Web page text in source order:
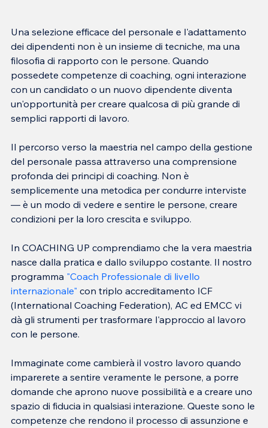
Una selezione efficace del personale e l'adattamento
dei dipendenti non è un insieme di tecniche, ma una
filosofia di rapporto con le persone. Quando
possedete competenze di coaching, ogni interazione
con un candidato o un nuovo dipendente diventa
un'opportunità per creare qualcosa di più grande di
Il percorso verso la maestria nel campo della gestione
del personale passa attraverso una comprensione
profonda dei principi di coaching. Non è
semplicemente una metodica per condurre interviste
— è un modo di vedere e sentire le persone, creare
In COACHING UP comprendiamo che la vera maestria
nasce dalla pratica e dallo sviluppo costante. Il nostro
programma "Coach Professionale di livello
internazionale" con triplo accreditamento ICF
(International Coaching Federation), AC ed EMCC vi
dà gli strumenti per trasformare l'approccio al lavoro
Immaginate come cambierà il vostro lavoro quando
imparerete a sentire veramente le persone, a porre
domande che aprono nuove possibilità e a creare uno
spazio di fiducia in qualsiasi interazione. Queste sono le
competenze che rendono il processo di assunzione e